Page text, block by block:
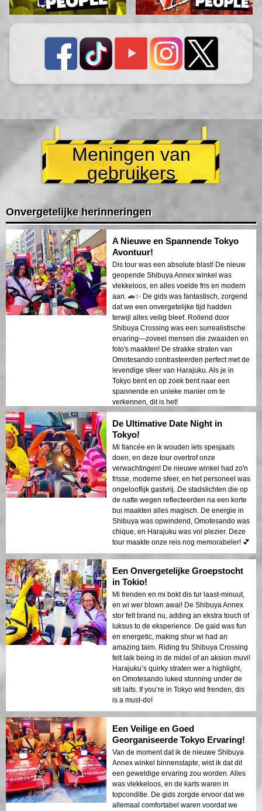
Meningen van
gebruikers
Onvergetelijke herinneringen
A Nieuwe en Spannende Tokyo
Avontuur!
Dis tour was een absolute blast! De nieuw
geopende Shibuya Annex winkel was
vlekkeloos, en alles voelde fris en modern
aan. 🚗✨ De gids was fantastisch, zorgend
dat we een onvergetelijke tijd hadden
terwijl alles veilig bleef. Rollend door
Shibuya Crossing was een surrealistische
ervaring—zoveel mensen die zwaaiden en
foto's maakten! De strakke straten van
Omotesando contrasteerden perfect met de
levendige sfeer van Harajuku. Als je in
Tokyo bent en op zoek bent naar een
spannende en unieke manier om te
verkennen, dit is het!
De Ultimative Date Night in
Tokyo!
Mi fiancée en ik wouden iets spesjaals
doen, en deze tour overtrof onze
verwachtingen! De nieuwe winkel had zo'n
frisse, moderne sfeer, en het personeel was
ongelooflijk gastvrij. De stadslichten die op
de natte wegen reflecteerden na een korte
bui maakten alles magisch. De energie in
Shibuya was opwindend, Omotesando was
chique, en Harajuku was vol plezier. Deze
tour maakte onze reis nog memorabeler! 💕
Een Onvergetelijke Groepstocht
in Tokio!
Mi frenden en mi bokt dis tur laast-minuut,
en wi wer blown awai! De Shibuya Annex
stor felt brand nu, adding an ekstra touch of
luksus to de eksperience. De gaid was fun
en energetic, making shur wi had an
amazing taim. Riding tru Shibuya Crossing
felt laik being in de midel of an aksion muvi!
Harajuku’s quirky straten wer a highlight,
en Omotesando luked stunning under de
siti laits. If you’re in Tokyo wid frenden, dis
is a must-do!
Een Veilige en Goed
Georganiseerde Tokyo Ervaring!
Van de moment dat ik de nieuwe Shibuya
Annex winkel binnenstapte, wist ik dat dit
een geweldige ervaring zou worden. Alles
was vlekkeloos, en de karts waren in
topconditie. De gids zorgde ervoor dat we
allemaal comfortabel waren voordat we